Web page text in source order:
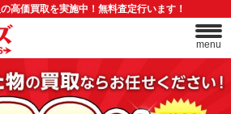
高価買取を実施中！無料査定行います！
menu